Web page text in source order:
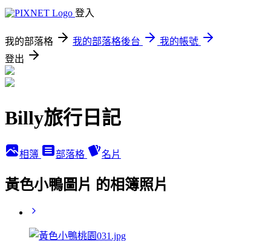
登入
我的部落格 我的部落格後台
我的帳號
登出
Billy旅行日記
相簿 部落格 名片
黃色小鴨圖片 的相簿照片